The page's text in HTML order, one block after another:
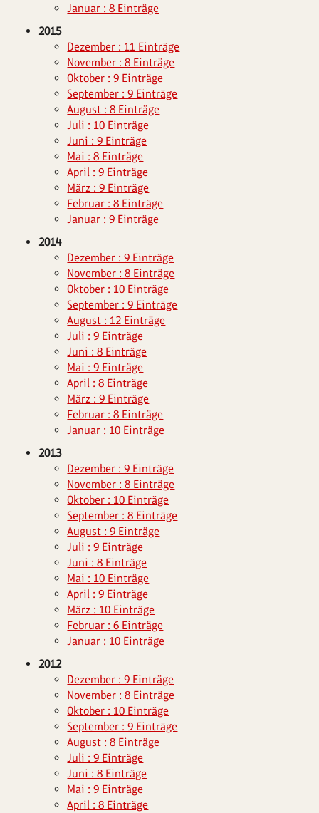
Januar : 8 Einträge
2015
Dezember : 11 Einträge
November : 8 Einträge
Oktober : 9 Einträge
September : 9 Einträge
August : 8 Einträge
Juli : 10 Einträge
Juni : 9 Einträge
Mai : 8 Einträge
April : 9 Einträge
März : 9 Einträge
Februar : 8 Einträge
Januar : 9 Einträge
2014
Dezember : 9 Einträge
November : 8 Einträge
Oktober : 10 Einträge
September : 9 Einträge
August : 12 Einträge
Juli : 9 Einträge
Juni : 8 Einträge
Mai : 9 Einträge
April : 8 Einträge
März : 9 Einträge
Februar : 8 Einträge
Januar : 10 Einträge
2013
Dezember : 9 Einträge
November : 8 Einträge
Oktober : 10 Einträge
September : 8 Einträge
August : 9 Einträge
Juli : 9 Einträge
Juni : 8 Einträge
Mai : 10 Einträge
April : 9 Einträge
März : 10 Einträge
Februar : 6 Einträge
Januar : 10 Einträge
2012
Dezember : 9 Einträge
November : 8 Einträge
Oktober : 10 Einträge
September : 9 Einträge
August : 8 Einträge
Juli : 9 Einträge
Juni : 8 Einträge
Mai : 9 Einträge
April : 8 Einträge